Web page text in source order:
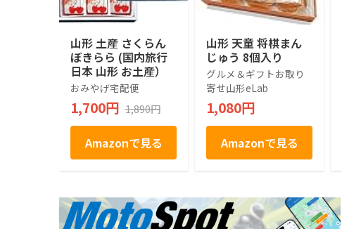
山形 土産 さくらん
ぼきらら (国内旅行
日本 山形 お土産）
おみやげ宅配便
1,700円 1,890円
Amazonで見る
山形 天童 将棋まん
じゅう 8個入り
グルメ＆ギフトお取り
寄せ山形eLab
1,080円
Amazonで見る